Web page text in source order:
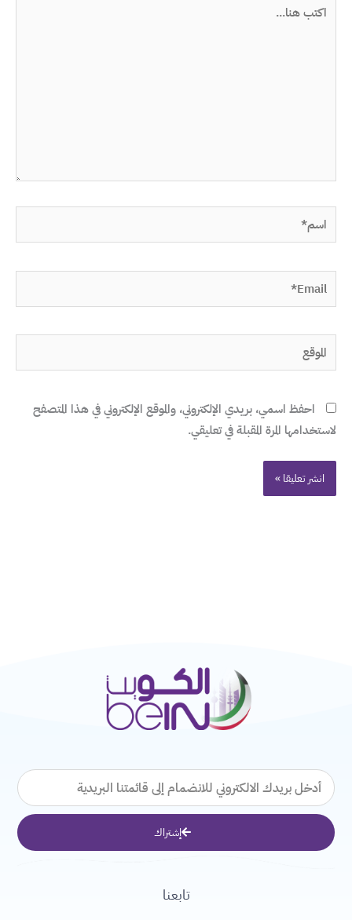
اسم*
Email*
الموقع
احفظ اسمي، بريدي الإلكتروني، والموقع الإلكتروني في هذا المتصفح
لاستخدامها المرة المقبلة في تعليقي.
البريد
الإلكتروني
إشتراك
تابعنا